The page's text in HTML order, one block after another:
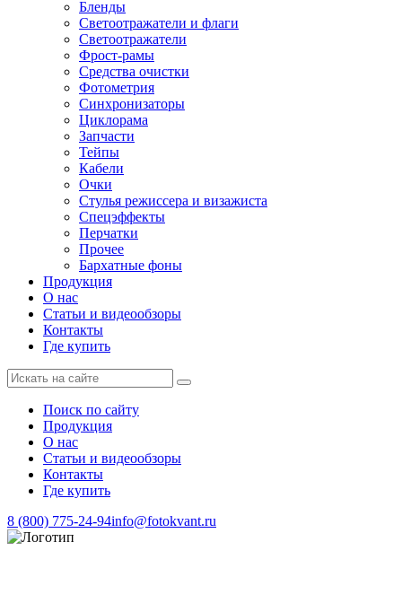
Бленды
Светоотражатели и флаги
Светоотражатели
Фрост-рамы
Средства очистки
Фотометрия
Синхронизаторы
Циклорама
Запчасти
Тейпы
Кабели
Очки
Стулья режиссера и визажиста
Спецэффекты
Перчатки
Прочее
Бархатные фоны
Продукция
О нас
Статьи и видеообзоры
Контакты
Где купить
Поиск по сайту
Продукция
О нас
Статьи и видеообзоры
Контакты
Где купить
8 (800) 775-24-94info@fotokvant.ru